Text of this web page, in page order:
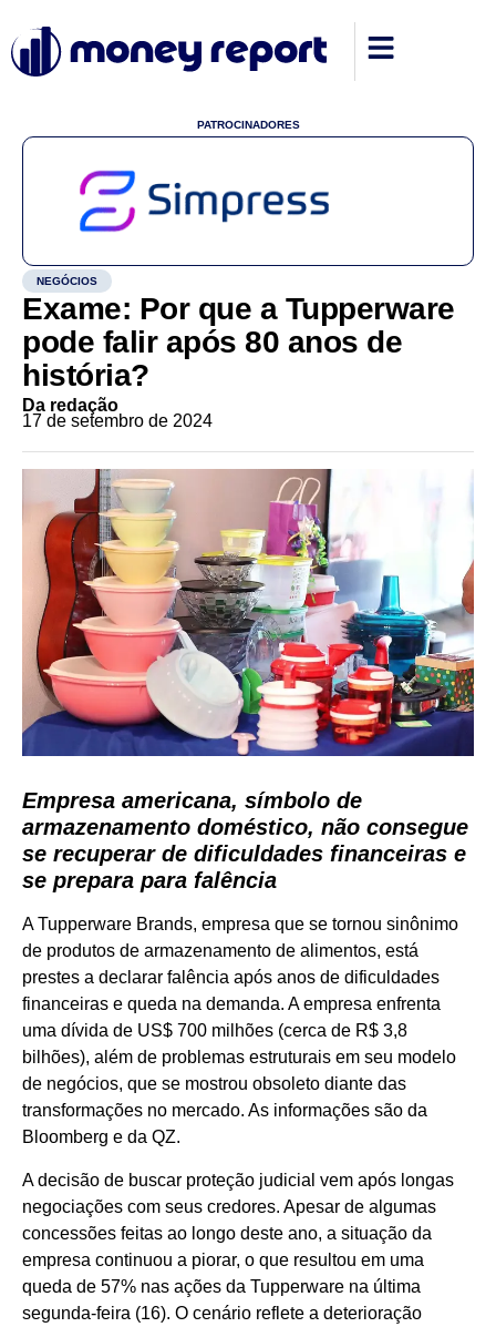
PATROCINADORES
NEGÓCIOS
Exame: Por que a Tupperware
pode falir após 80 anos de
história?
Da redação
17 de setembro de 2024
Empresa americana, símbolo de
armazenamento doméstico, não consegue
se recuperar de dificuldades financeiras e
se prepara para falência
A Tupperware Brands, empresa que se tornou sinônimo
de produtos de armazenamento de alimentos, está
prestes a declarar falência após anos de dificuldades
financeiras e queda na demanda. A empresa enfrenta
uma dívida de US$ 700 milhões (cerca de R$ 3,8
bilhões), além de problemas estruturais em seu modelo
de negócios, que se mostrou obsoleto diante das
transformações no mercado. As informações são da
Bloomberg e da QZ.
A decisão de buscar proteção judicial vem após longas
negociações com seus credores. Apesar de algumas
concessões feitas ao longo deste ano, a situação da
empresa continuou a piorar, o que resultou em uma
queda de 57% nas ações da Tupperware na última
segunda-feira (16). O cenário reflete a deterioração